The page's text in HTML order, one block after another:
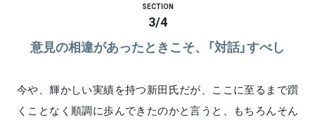
SECTION
3/4
意見の相違があったときこそ、「対話」すべし
今や、輝かしい実績を持つ新田氏だが、ここに至るまで躓
くことなく順調に歩んできたのかと言うと、もちろんそん